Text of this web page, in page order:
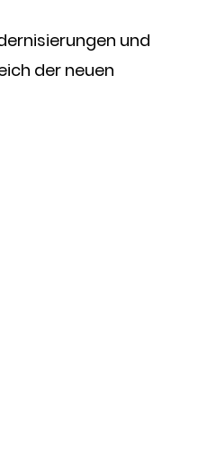
und
der neuen